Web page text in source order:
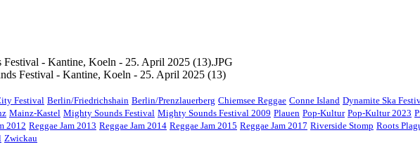
Festival - Kantine, Koeln - 25. April 2025 (13)
Festival Berlin/Friedrichshain Berlin/Prenzlauerberg Chiemsee Reggae Conne Island Dynamite Ska
Mainz-Kastel Mighty Sounds Festival Mighty Sounds Festival 2009 Plauen Pop-Kultur Pop-Kultur 2023
2012 Reggae Jam 2013 Reggae Jam 2014 Reggae Jam 2015 Reggae Jam 2017 Riverside Stomp Roots
Zwickau